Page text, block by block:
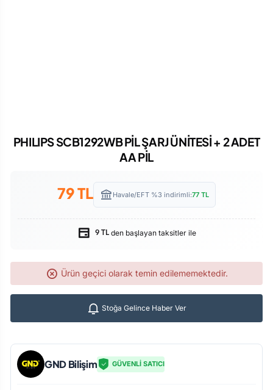
PHILIPS SCB1292WB PİL ŞARJ ÜNİTESİ + 2 ADET
AA PİL
79TL Havale/EFT %3 indirimli:77 TL
9 TLden başlayan taksitler ile
Ürün geçici olarak temin edilememektedir.
Stoğa Gelince Haber Ver
GND Bilişim GÜVENLİ SATICI